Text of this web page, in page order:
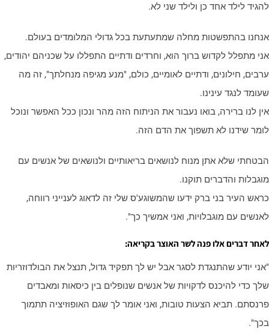
לילד אחד כן ולילד שני לא.
בהתפשטות מחלה שמתעתעת בכל גדולי המלומדים בעולם.
מתפלל לקדוש ברוך הוא, וחרדים ודתיים התפללו על שכניהם יהודים,
חילונים, ודתיים לאומיים, כולם, "מנע מגיפה מנחלתך", זה מה
לנגד עינינו.
לנו ברירה, בואו נעבור את הניתוח הזה מהר ונכון ככל האפשר ונוכל
שידנו לא תשפוך את הדם הזה.
שלא אתן מנוח לנושאים בריאותיים ולנושאים של אנשים עם
והדברים תוקנו.
העיר בני ברק ידעו שהמשוגע'ס שלי זה לדאוג לענייני רווחה,
עם מוגבלויות, ואני אמשיך כך".
דברים אלו פנה לשר האוצר בקריאה:
יודע שהתנגדת לסגר אבל יש לך תפקיד גדול, תנצל את הבולדוזריות
כדי להיכנס לדקויות של אנשים שנופלים בין כיסאות ומאבדים
תביא הצעות טובות, ואני אומר לך שגם האופוזיציה תתמוך